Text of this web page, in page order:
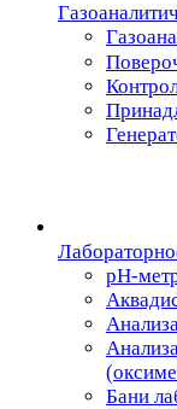
pH-
Бани